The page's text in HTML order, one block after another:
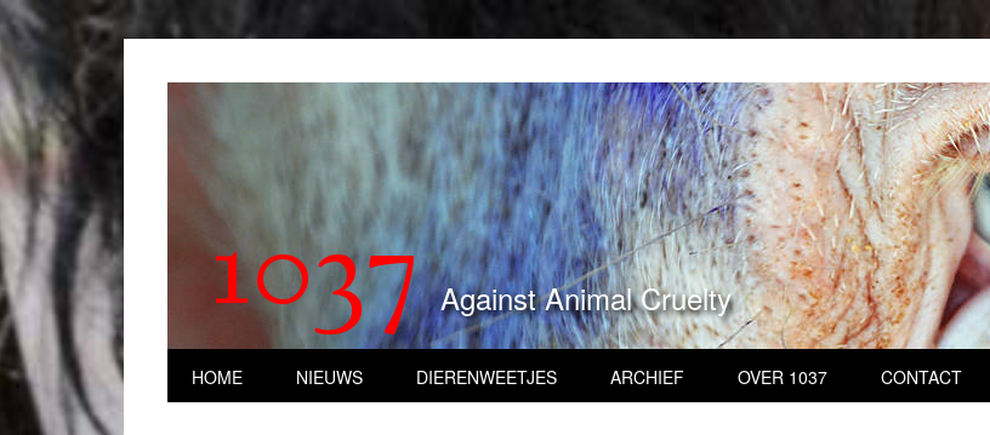
1037 Against Animal Cruelty
HOME NIEUWS DIERENWEETJES ARCHIEF OVER 1037 CONTACT